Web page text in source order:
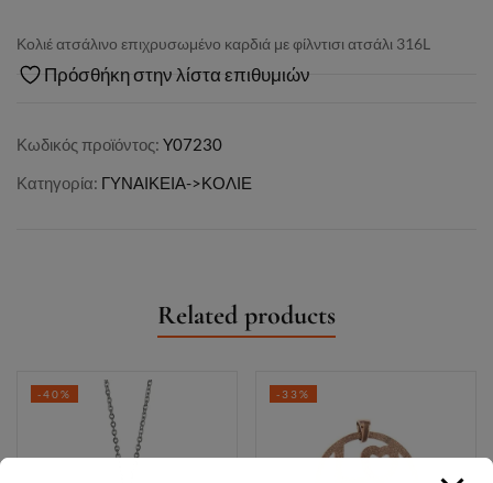
Κολιέ ατσάλινο επιχρυσωμένο καρδιά με φίλντισι ατσάλι 316L
Πρόσθήκη στην λίστα επιθυμιών
Κωδικός προϊόντος: Y07230
Κατηγορία: ΓΥΝΑΙΚΕΙΑ->ΚΟΛΙΕ
Related products
-40% -33%